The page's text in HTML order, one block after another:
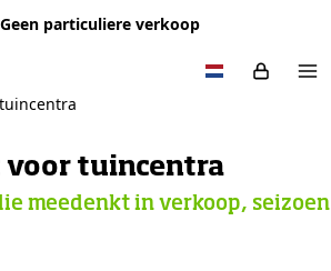
Geen particuliere verkoop
voor tuincentra
meedenkt in verkoop, seizoen